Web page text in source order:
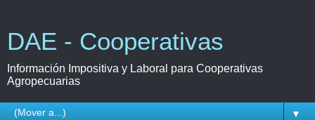
DAE - Cooperativas
Información Impositiva y Laboral para Cooperativas
Agropecuarias
▼